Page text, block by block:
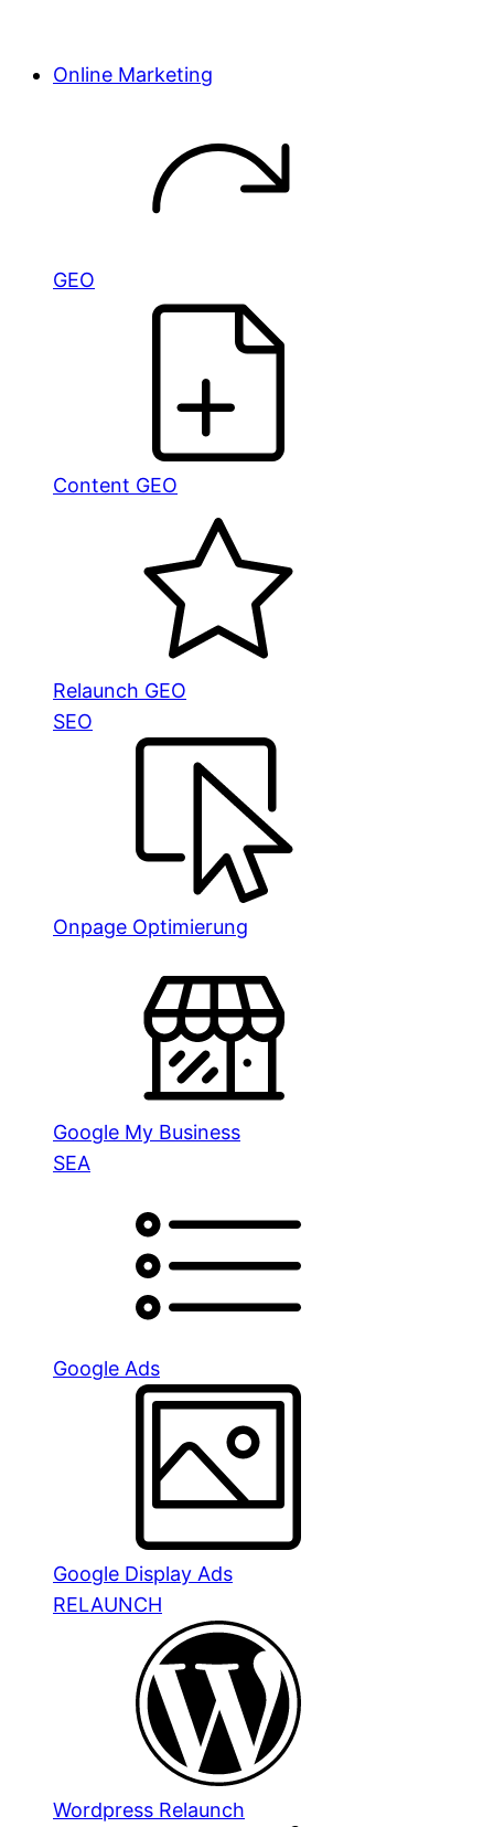
Online Marketing
GEO
Content GEO
Relaunch GEO
SEO
Onpage Optimierung
Google My Business
SEA
Google Ads
Google Display Ads
RELAUNCH
Wordpress Relaunch